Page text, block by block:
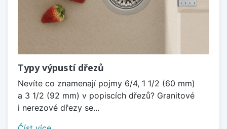
Typy výpustí dřezů
Nevíte co znamenají pojmy 6/4, 1 1/2 (60 mm)
a 3 1/2 (92 mm) v popiscích dřezů? Granitové
i nerezové dřezy se...